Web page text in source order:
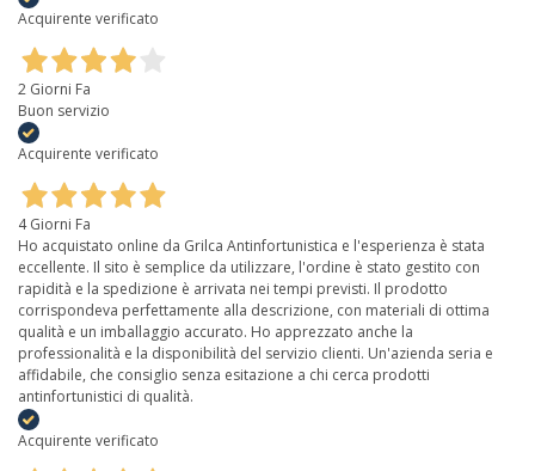
Acquirente verificato
2 Giorni Fa
Buon servizio
Acquirente verificato
4 Giorni Fa
Ho acquistato online da Grilca Antinfortunistica e l'esperienza è stata
eccellente. Il sito è semplice da utilizzare, l'ordine è stato gestito con
rapidità e la spedizione è arrivata nei tempi previsti. Il prodotto
corrispondeva perfettamente alla descrizione, con materiali di ottima
qualità e un imballaggio accurato. Ho apprezzato anche la
professionalità e la disponibilità del servizio clienti. Un'azienda seria e
affidabile, che consiglio senza esitazione a chi cerca prodotti
antinfortunistici di qualità.
Acquirente verificato